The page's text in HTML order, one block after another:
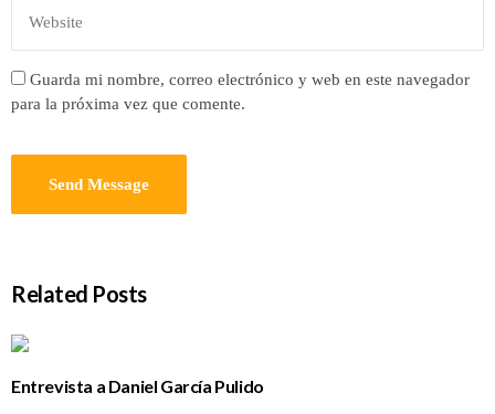
Guarda mi nombre, correo electrónico y web en este navegador
para la próxima vez que comente.
Related Posts
Entrevista a Daniel García Pulido